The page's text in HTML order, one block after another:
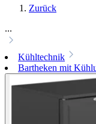
Zurück
...
Kühltechnik
Bartheken mit